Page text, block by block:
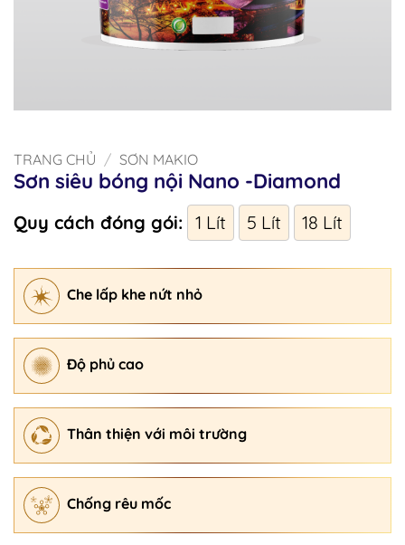
TRANG CHỦ / SƠN MAKIO
Sơn siêu bóng nội Nano -Diamond
Quy cách đóng gói: 1 Lít 5 Lít 18 Lít
Che lấp khe nứt nhỏ
Độ phủ cao
Thân thiện với môi trường
Chống rêu mốc